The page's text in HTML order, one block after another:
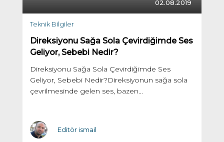
02.08.2019
Teknik Bilgiler
Direksiyonu Sağa Sola Çevirdiğimde Ses
Geliyor, Sebebi Nedir?
Direksiyonu Sağa Sola Çevirdiğimde Ses
Geliyor, Sebebi Nedir?Direksiyonun sağa sola
çevrilmesinde gelen ses, bazen...
Editör ismail